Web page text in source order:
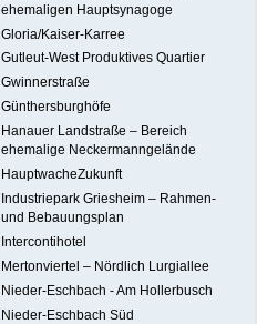
ehemaligen Hauptsynagoge
Gloria/Kaiser-Karree
Gutleut-West Produktives Quartier
Gwinnerstraße
Günthersburghöfe
Hanauer Landstraße – Bereich
ehemalige Neckermanngelände
HauptwacheZukunft
Industriepark Griesheim – Rahmen-
und Bebauungsplan
Intercontihotel
Mertonviertel – Nördlich Lurgiallee
Nieder-Eschbach - Am Hollerbusch
Nieder-Eschbach Süd